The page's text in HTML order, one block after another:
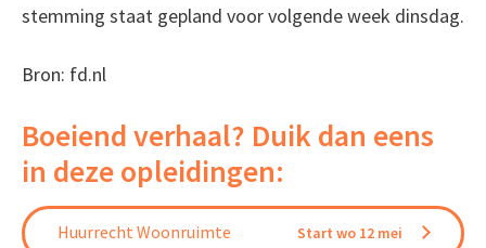
stemming staat gepland voor volgende week dinsdag.
Bron: fd.nl
Boeiend verhaal? Duik dan eens
in deze opleidingen:
Huurrecht Woonruimte Start wo 12 mei